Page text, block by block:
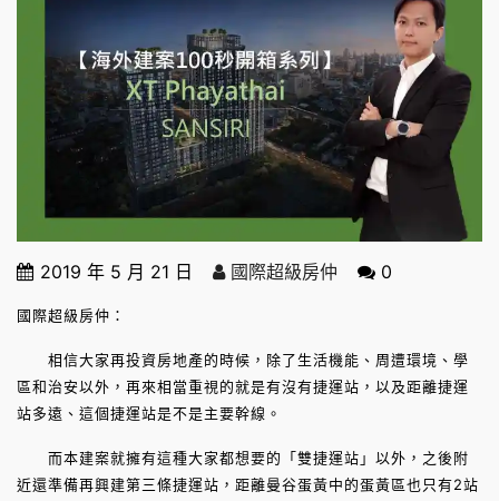
2019 年 5 月 21 日 國際超級房仲 0
國際超級房仲：
相信大家再投資房地產的時候，除了生活機能、周遭環境、學
區和治安以外，再來相當重視的就是有沒有捷運站，以及距離捷運
站多遠、這個捷運站是不是主要幹線。
而本建案就擁有這種大家都想要的「雙捷運站」以外，之後附
近還準備再興建第三條捷運站，距離曼谷蛋黃中的蛋黃區也只有2站